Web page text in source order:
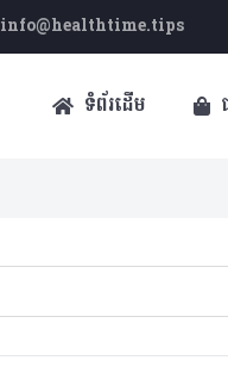
info@healthtime.tips
ទំព័រដើម